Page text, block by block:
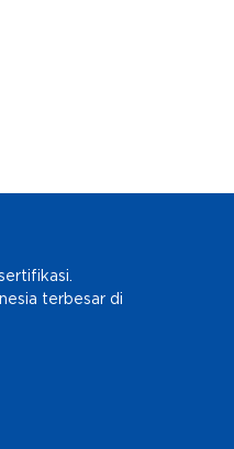
terbesar di